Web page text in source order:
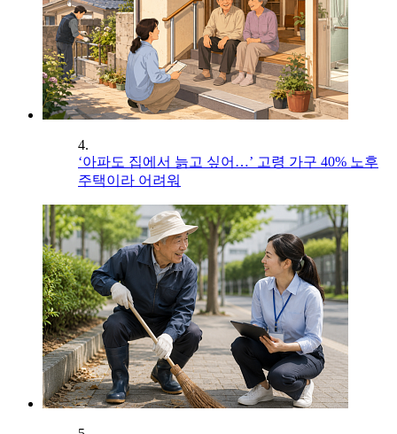
4.
‘아파도 집에서 늙고 싶어…’ 고령 가구 40% 노후
주택이라 어려워